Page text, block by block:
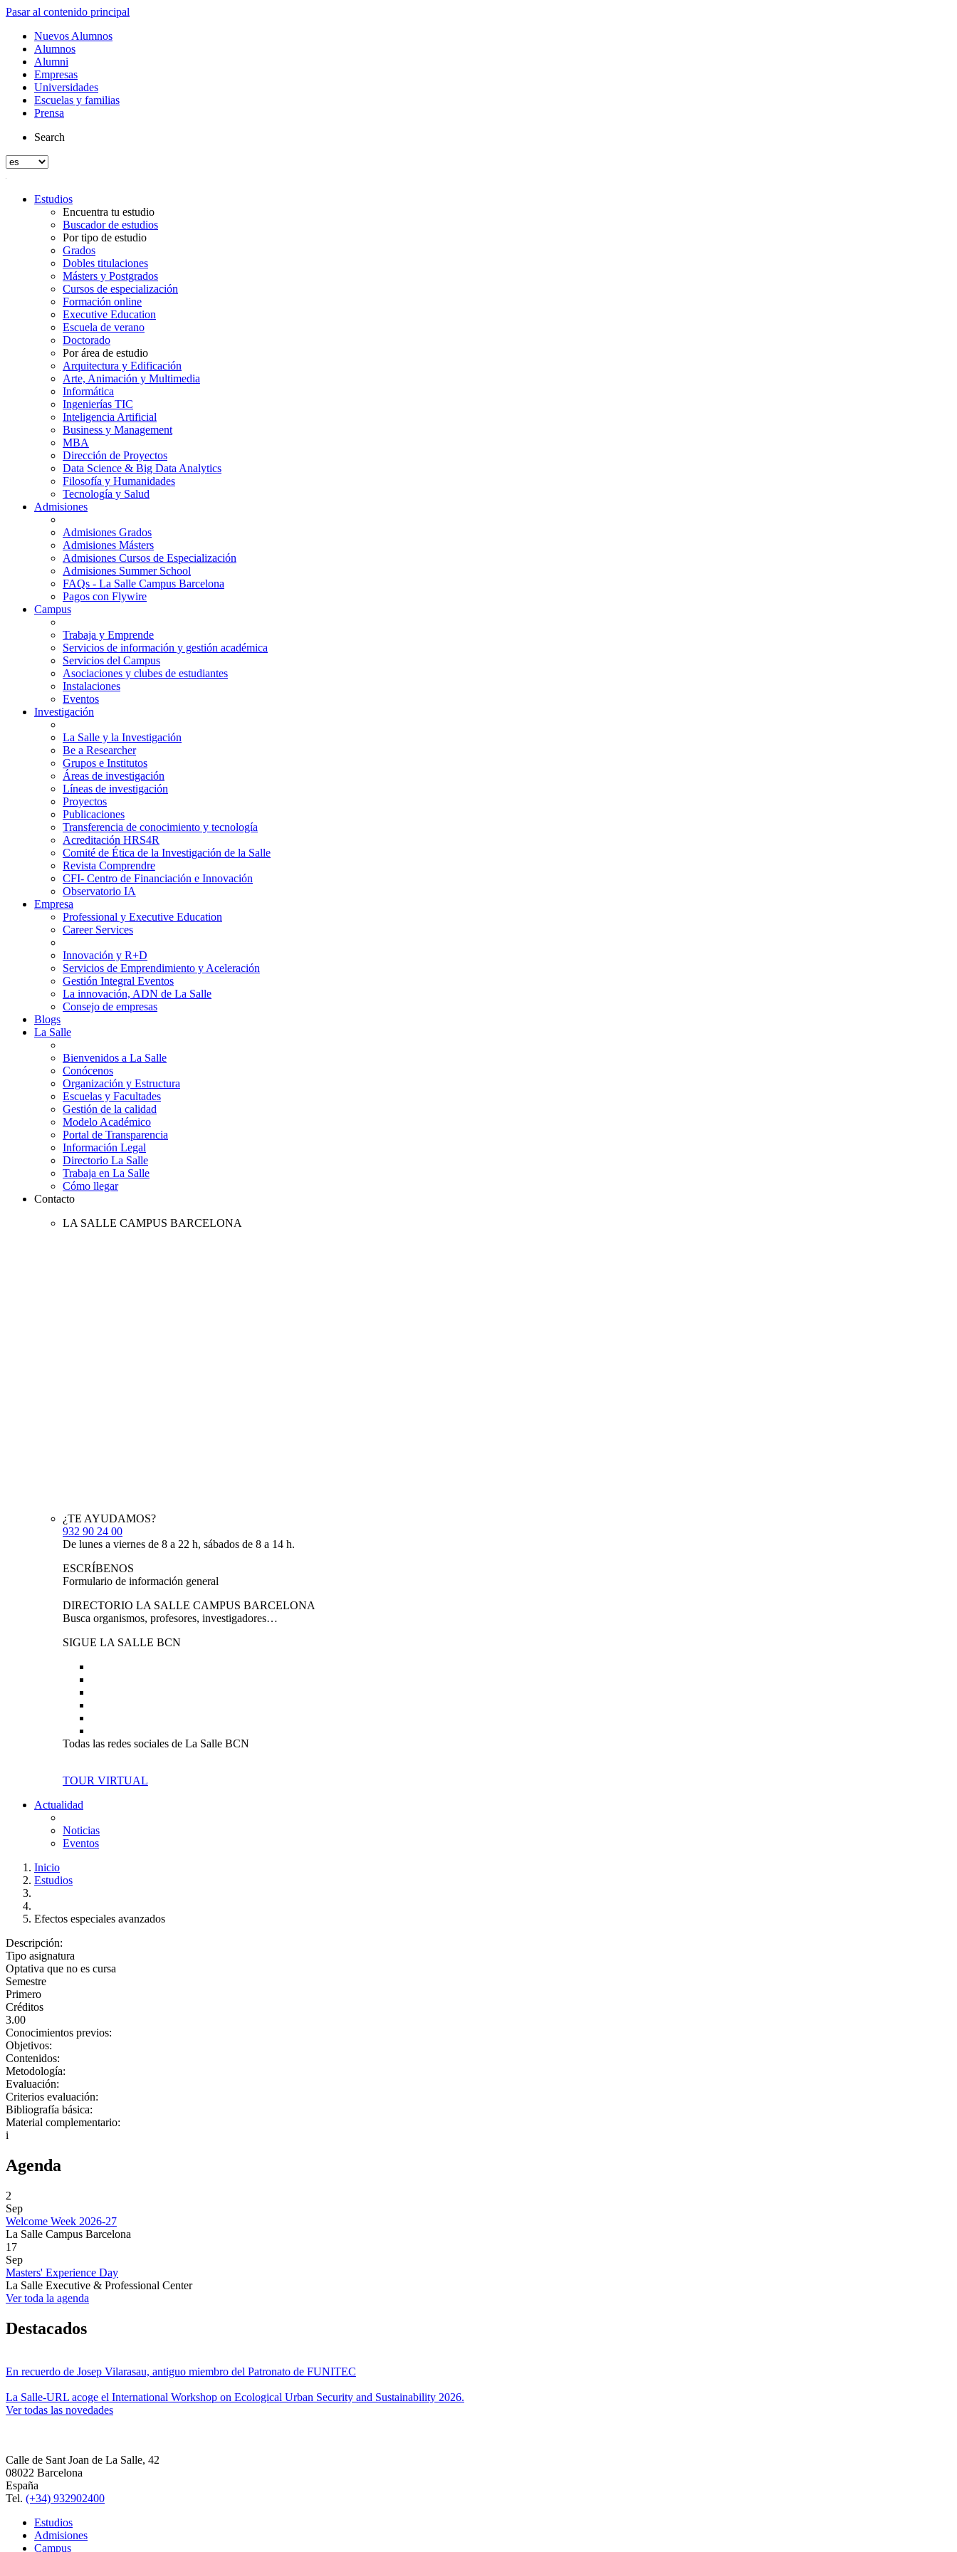
Pasar al contenido principal
Nuevos Alumnos
Alumnos
Alumni
Empresas
Universidades
Escuelas y familias
Prensa
Search
Estudios
Encuentra tu estudio
Buscador de estudios
Por tipo de estudio
Grados
Dobles titulaciones
Másters y Postgrados
Cursos de especialización
Formación online
Executive Education
Escuela de verano
Doctorado
Por área de estudio
Arquitectura y Edificación
Arte, Animación y Multimedia
Informática
Ingenierías TIC
Inteligencia Artificial
Business y Management
MBA
Dirección de Proyectos
Data Science & Big Data Analytics
Filosofía y Humanidades
Tecnología y Salud
Admisiones
Admisiones Grados
Admisiones Másters
Admisiones Cursos de Especialización
Admisiones Summer School
FAQs - La Salle Campus Barcelona
Pagos con Flywire
Campus
Trabaja y Emprende
Servicios de información y gestión académica
Servicios del Campus
Asociaciones y clubes de estudiantes
Instalaciones
Eventos
Investigación
La Salle y la Investigación
Be a Researcher
Grupos e Institutos
Áreas de investigación
Líneas de investigación
Proyectos
Publicaciones
Transferencia de conocimiento y tecnología
Acreditación HRS4R
Comité de Ética de la Investigación de la Salle
Revista Comprendre
CFI- Centro de Financiación e Innovación
Observatorio IA
Empresa
Professional y Executive Education
Career Services
Innovación y R+D
Servicios de Emprendimiento y Aceleración
Gestión Integral Eventos
La innovación, ADN de La Salle
Consejo de empresas
Blogs
La Salle
Bienvenidos a La Salle
Conócenos
Organización y Estructura
Escuelas y Facultades
Gestión de la calidad
Modelo Académico
Portal de Transparencia
Información Legal
Directorio La Salle
Trabaja en La Salle
Cómo llegar
Contacto
LA SALLE CAMPUS BARCELONA
¿TE AYUDAMOS?
932 90 24 00
De lunes a viernes de 8 a 22 h, sábados de 8 a 14 h.
ESCRÍBENOS
Formulario de información general
DIRECTORIO LA SALLE CAMPUS BARCELONA
Busca organismos, profesores, investigadores…
SIGUE LA SALLE BCN
Todas las redes sociales de La Salle BCN
TOUR VIRTUAL
Actualidad
Noticias
Eventos
Inicio
Estudios
Efectos especiales avanzados
Descripción:
Tipo asignatura
Optativa que no es cursa
Semestre
Primero
Créditos
3.00
Conocimientos previos:
Objetivos:
Contenidos:
Metodología:
Evaluación:
Criterios evaluación:
Bibliografía básica:
Material complementario:
i
Agenda
2
Sep
Welcome Week 2026-27
La Salle Campus Barcelona
17
Sep
Masters' Experience Day
La Salle Executive & Professional Center
Ver toda la agenda
Destacados
En recuerdo de Josep Vilarasau, antiguo miembro del Patronato de FUNITEC
La Salle-URL acoge el International Workshop on Ecological Urban Security and Sustainability 2026.
Ver todas las novedades
Calle de Sant Joan de La Salle, 42
08022 Barcelona
España
Tel. (+34) 932902400
Estudios
Admisiones
Campus